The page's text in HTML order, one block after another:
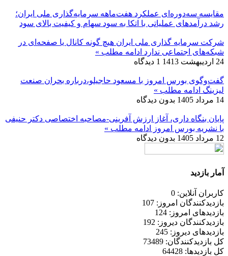
مقایسه سه‌دوره‌ای عملکرد هفت‌ماهه سرمایه‌گذاری ملی ایران؛
رشد درآمدهای عملیاتی با اتکا به سود سهام و کیفیت بالای سود
شرکت سرمایه گذاری ملی ایران هیچ گونه کانال یا صفحه‌ای در
شبکه‌های اجتماعی ندارد ادامه مطلب »
24 اردیبهشت 1413
1 دیدگاه
گفت‌وگوی بورس امروز با مسعود حاجیلو،درباره بحران صنعت
لیزینگ ادامه مطلب »
14 مرداد 1405
بدون دیدگاه
پایان بنگاه داری، آغاز ارزش آفرینی-مصاحبه اختصاصی دکتر حنیفی
با نشریه بورس امروز
ادامه مطلب »
12 مرداد 1405
بدون دیدگاه
آمار بازدید
کاربران آنلاین: 0
بازدیدکنندگان امروز: 107
بازدیدهای امروز: 124
بازدیدکنندگان دیروز: 192
بازدیدهای دیروز: 245
کل بازدیدکنند‌گان: 73489
کل بازدیدها: 64428